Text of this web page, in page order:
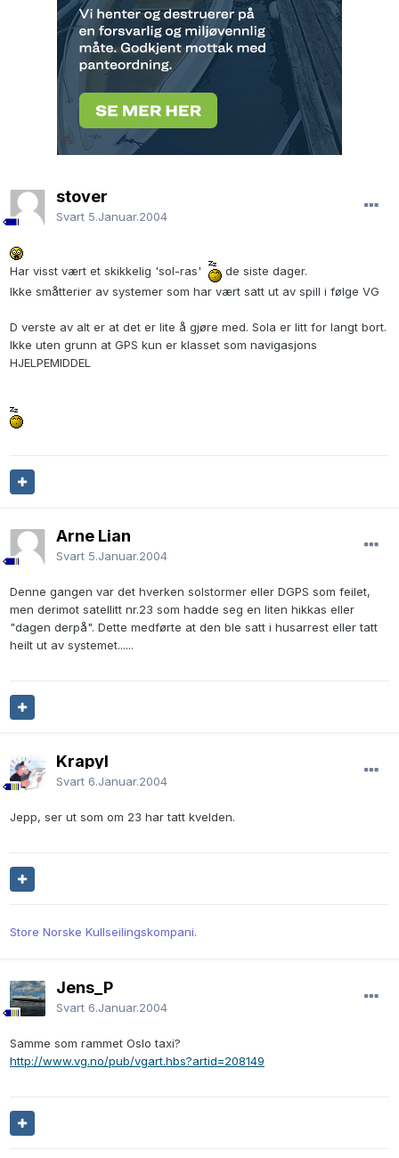
stover
Svart 5.Januar.2004
Har visst vært et skikkelig 'sol-ras'
de siste dager.
Ikke småtterier av systemer som har vært satt ut av spill i følge VG
D verste av alt er at det er lite å gjøre med. Sola er litt for langt bort.
Ikke uten grunn at GPS kun er klasset som navigasjons
HJELPEMIDDEL
Arne Lian
Svart 5.Januar.2004
Denne gangen var det hverken solstormer eller DGPS som feilet,
men derimot satellitt nr.23 som hadde seg en liten hikkas eller
"dagen derpå". Dette medførte at den ble satt i husarrest eller tatt
heilt ut av systemet......
Krapyl
Svart 6.Januar.2004
Jepp, ser ut som om 23 har tatt kvelden.
Store Norske Kullseilingskompani.
Jens_P
Svart 6.Januar.2004
Samme som rammet Oslo taxi?
http://www.vg.no/pub/vgart.hbs?artid=208149